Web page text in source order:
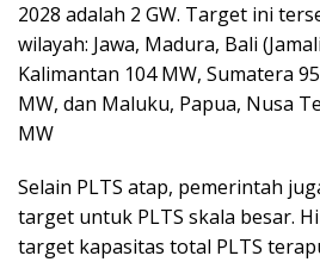
2028 adalah 2 GW. Target ini
wilayah: Jawa, Madura, Bali
Kalimantan 104 MW, Sumatera
MW, dan Maluku, Papua, Nusa
MW
Selain PLTS atap, pemerintah
target untuk PLTS skala besar.
target kapasitas total PLTS